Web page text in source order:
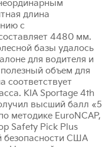
длина
с
4480 мм.
базы удалось
для водителя и
объем для
соответствует
KIA Sportage 4th
высший балл «5
методике EuroNCAP,
Safety Pick Plus
безопасности США